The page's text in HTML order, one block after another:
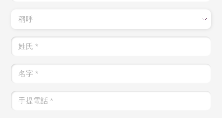
稱呼
姓氏 *
名字 *
手提電話 *